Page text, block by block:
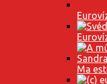
Ma